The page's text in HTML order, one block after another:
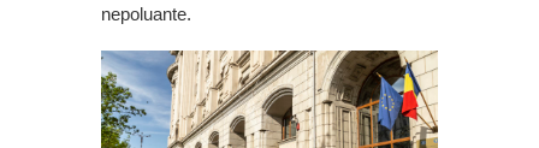
nepoluante.